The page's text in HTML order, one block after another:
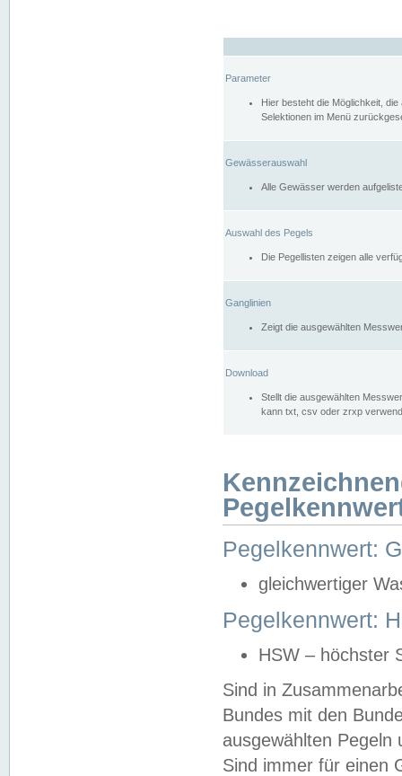
Parameter
Hier besteht die Möglichkeit,
Selektionen im Menü
Gewässerauswahl
Alle Gewässer werden
Auswahl des Pegels
Die Pegellisten zeigen alle
Ganglinien
Zeigt die ausgewählten
Download
Stellt die ausgewählten
kann txt, csv oder zrxp
Pegelkennwert:
gleichwertiger
Pegelkennwert:
HSW – höchster
Sind in
Bundes mit den
ausgewählten
Sind immer für einen